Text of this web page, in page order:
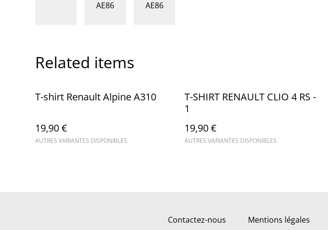
Related items
T-shirt Renault Alpine A310
19,90 €
AUTRES VARIANTES DISPONIBLES
T-SHIRT RENAULT CLIO 4 RS -
1
19,90 €
AUTRES VARIANTES DISPONIBLES
Contactez-nous Mentions légales